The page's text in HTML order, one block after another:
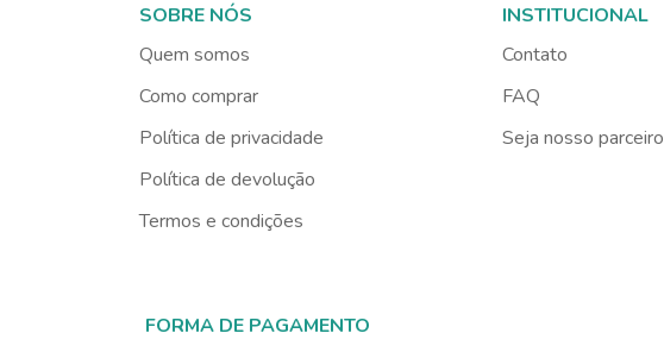
SOBRE NÓS
Quem somos
Como comprar
Política de privacidade
Política de devolução
Termos e condições
INSTITUCIONAL
Contato
FAQ
Seja nosso parceiro
FORMA DE PAGAMENTO